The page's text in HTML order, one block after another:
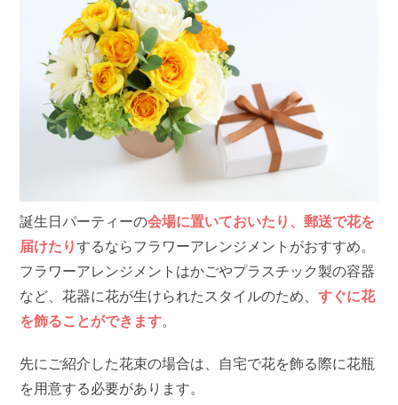
誕生日パーティーの会場に置いておいたり、郵送で花を
届けたりするならフラワーアレンジメントがおすすめ。
フラワーアレンジメントはかごやプラスチック製の容器
など、花器に花が生けられたスタイルのため、すぐに花
を飾ることができます。
先にご紹介した花束の場合は、自宅で花を飾る際に花瓶
を用意する必要があります。